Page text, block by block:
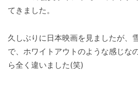
てきました。
久しぶりに日本映画を見ましたが、
で、ホワイトアウトのような感じな
ら全く違いました(笑)